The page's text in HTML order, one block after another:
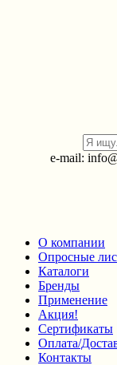
e-mail:
О компании
Опросные
Каталоги
Бренды
Применение
Акция!
Сертификаты
Оплата/
Контакты